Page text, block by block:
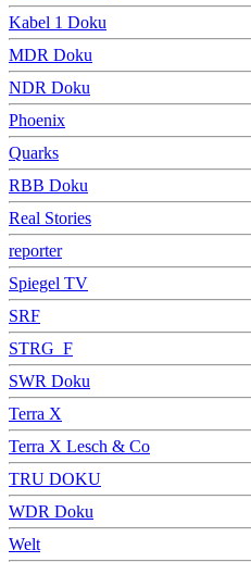
Kabel 1 Doku
MDR Doku
NDR Doku
Phoenix
Quarks
RBB Doku
Real Stories
reporter
Spiegel TV
SRF
STRG_F
SWR Doku
Terra X
Terra X Lesch & Co
TRU DOKU
WDR Doku
Welt